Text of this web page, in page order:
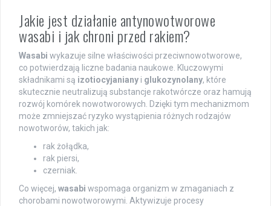
Jakie jest działanie antynowotworowe
wasabi i jak chroni przed rakiem?
Wasabi wykazuje silne właściwości przeciwnowotworowe,
co potwierdzają liczne badania naukowe. Kluczowymi
składnikami są izotiocyjaniany i glukozynolany, które
skutecznie neutralizują substancje rakotwórcze oraz hamują
rozwój komórek nowotworowych. Dzięki tym mechanizmom
może zmniejszać ryzyko wystąpienia różnych rodzajów
nowotworów, takich jak:
rak żołądka,
rak piersi,
czerniak.
Co więcej, wasabi wspomaga organizm w zmaganiach z
chorobami nowotworowymi. Aktywizuje procesy